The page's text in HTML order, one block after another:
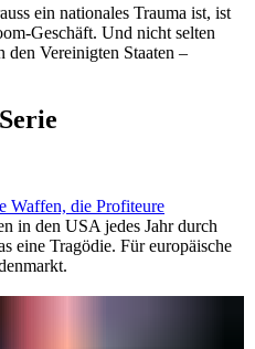
ein nationales Trauma ist, ist
Geschäft. Und nicht selten
den Vereinigten Staaten –
Waffen, die Profiteure
in den USA jedes Jahr durch
eine Tragödie. Für europäische